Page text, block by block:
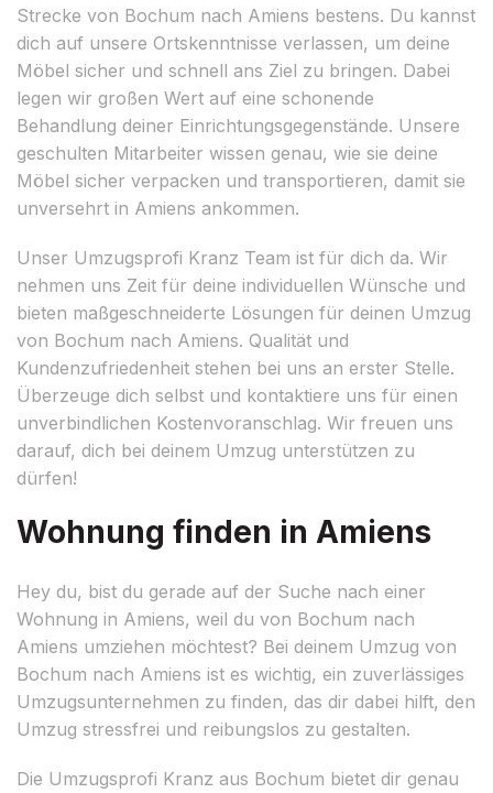
Strecke von Bochum nach Amiens bestens. Du kannst
dich auf unsere Ortskenntnisse verlassen, um deine
Möbel sicher und schnell ans Ziel zu bringen. Dabei
legen wir großen Wert auf eine schonende
Behandlung deiner Einrichtungsgegenstände. Unsere
geschulten Mitarbeiter wissen genau, wie sie deine
Möbel sicher verpacken und transportieren, damit sie
unversehrt in Amiens ankommen.
Unser Umzugsprofi Kranz Team ist für dich da. Wir
nehmen uns Zeit für deine individuellen Wünsche und
bieten maßgeschneiderte Lösungen für deinen Umzug
von Bochum nach Amiens. Qualität und
Kundenzufriedenheit stehen bei uns an erster Stelle.
Überzeuge dich selbst und kontaktiere uns für einen
unverbindlichen Kostenvoranschlag. Wir freuen uns
darauf, dich bei deinem Umzug unterstützen zu
dürfen!
Wohnung finden in Amiens
Hey du, bist du gerade auf der Suche nach einer
Wohnung in Amiens, weil du von Bochum nach
Amiens umziehen möchtest? Bei deinem Umzug von
Bochum nach Amiens ist es wichtig, ein zuverlässiges
Umzugsunternehmen zu finden, das dir dabei hilft, den
Umzug stressfrei und reibungslos zu gestalten.
Die Umzugsprofi Kranz aus Bochum bietet dir genau